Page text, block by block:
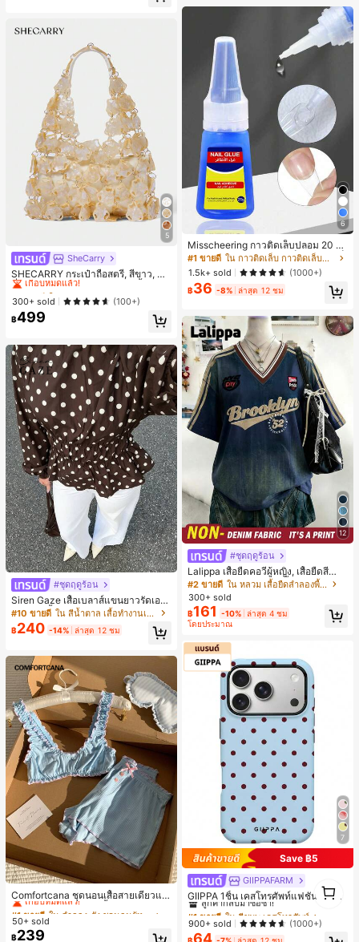
5
SheCarry
SHECARRY กระเป๋าถือสตรี, สีขาว, แฟ
ชั่น, สง่างาม, วันหยุด, งานปาร์ตี้
#1 ขายดี
เกือบหมดแล้ว!
#1 ขายดี
เกือบหมดแล้ว!
#1 ขายดี
เกือบหมดแล้ว!
#1 ขายดี
ใน บรรยากาศฤดูร้อน กระเป๋าหูหิ้วด้านบนผู้หญิง
300+ sold (100+)
฿499
#ชุดฤดูร้อน
Siren Gaze เสื้อเบลาส์แขนยาวรัดเอว
ลายจุดสีน้ำตาลใหม่สำหรับฤดูใบไม้ร่ว
งสำหรับผู้หญิง
#10 ขายดี ใน สีน้ำตาล เสื้อทำงานเนื้อผ้านุ่ม
฿240 -14% ล่าสุด 12 ชม
Comfortcana ชุดนอนเสื้อสายเดี่ยวแต่
งระบายและกางเกงขาสั้นสำหรับผู้หญิง
#1 ขายดี
เกือบหมดแล้ว!
#1 ขายดี
เกือบหมดแล้ว!
#1 ขายดี
เกือบหมดแล้ว!
#1 ขายดี
50+ sold
฿239
6
Misscheering กาวติดเล็บปลอม 20 กรั
ม แรงยึดสูง เจลสติกเกอร์เล็บนุ่ม แห้งเร็
ว เหมาะสำหรับผู้เริ่มต้นทำเล็บ ติดทนน
าน
#1 ขายดี
ใน กาวติดเล็บ กาวติดเล็บและสารยึดติด
1.5k+ sold
(1000+)
฿36 -8% ล่าสุด 12 ชม
12
#ชุดฤดูร้อน
Lalippa เสื้อยืดคอวีผู้หญิง, เสื้อยืดสีน้ำเ
งินสไตล์มินิมอลเรโทร, เสื้อยืดผู้หญิงทร
งหลวมสบาย, พิมพ์ตัวอักษรและตัวเลข
ภาษาอังกฤษ, เสื้อสำหรับออกไปเที่ยวฤ
ดูร้อน, ลวดลายดีไซน์, ความรู้สึกพรีเมีย
ม, ลำลองอเนกประสงค์, สวมใส่ประจำวั
ผ้ากลางแจ้ง
#2 ขายดี
ใน หลวม เสื้อยืดลำลองพื้นฐาน
300+ sold
฿161 -10%
ล่าสุด 4 ชม
โดยประมาณ
7
Save ฿5
GIIPPAFARM
GIIPPA 1ชิ้น เคสโทรศัพท์แฟชั่นลายจุด
สีฟ้าอ่อนสีแดงเลือดหมู ฐานสีชมพูอ่อน
พร้อมลายจุดสีเขียว เคสโทรศัพท์ 17 Pr
o Max, เหมาะสำหรับโทรศัพท์ 16 Pro
#1 ขายดี ใน สีชมพู เคสโทรศัพท์
ลูกค้ากลับมาซื้อซ้ำ!
#1 ขายดี ใน สีชมพู เคสโทรศัพท์
ลูกค้ากลับมาซื้อซ้ำ!
#1 ขายดี ใน สีชมพู เคสโทรศัพท์
ลูกค้ากลับมาซื้อซ้ำ!
#1 ขายดี ใน สีชมพู เคสโทรศัพท์
900+ sold (1000+)
1